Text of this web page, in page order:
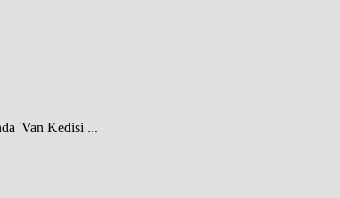
'Van Kedisi ...